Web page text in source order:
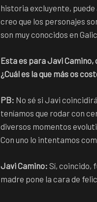
historia excluyente,
creo que los personajes
son muy conocidos en
Esta es para Javi
¿Cuál es la que más os
PB: No sé si Javi
teníamos que rodar con
diversos momentos
Con uno lo intentamos
Javi Camino: Sí, coincido,
madre pone la cara de